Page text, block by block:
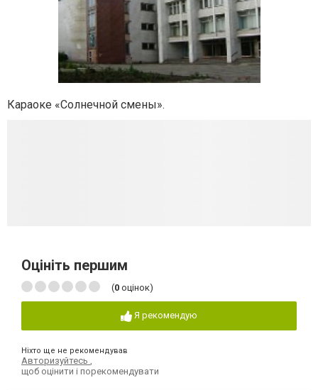
Караоке «Солнечной смены».
Оцініть першим
(0 оцінок)
Я рекомендую
Ніхто ще не рекомендував
Авторизуйтесь
щоб оцінити і порекомендувати